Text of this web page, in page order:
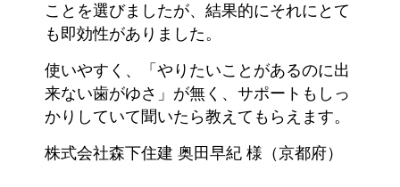
ことを選びましたが、結果的にそれにとて
も即効性がありました。
使いやすく、「やりたいことがあるのに出
来ない歯がゆさ」が無く、サポートもしっ
かりしていて聞いたら教えてもらえます。
株式会社森下住建 奥田早紀 様（京都府）